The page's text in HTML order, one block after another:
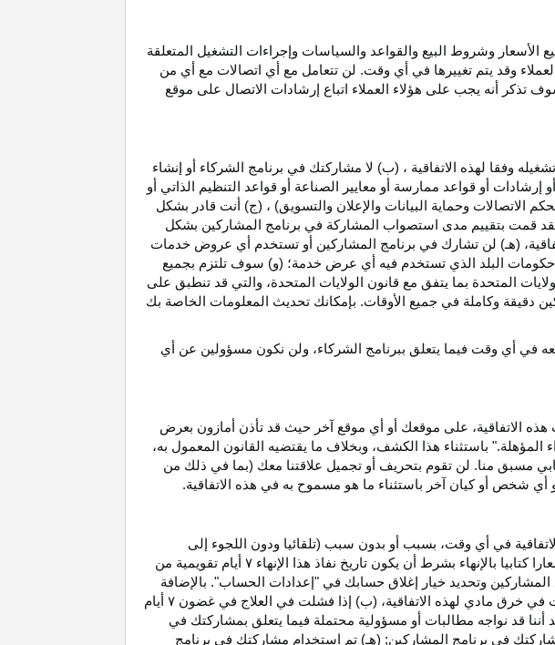
وشروط البيع والقواعد والسياسات وإجراءات التشغيل المتعلقة
وقد يتم تغييرها في أي وقت. لن تتعامل مع أي اتصالات مع أي من
تذكر أنه يجب على هؤلاء العملاء اتباع إرشادات الاتصال على موقع
وفقا لهذه الاتفاقية ، (ب) لا مشاركتك في برنامج الشركاء أو إنشاء
إرشادات أو قواعد ممارسة أو معايير الصناعة أو قواعد التنظيم الذاتي أو
الاتصالات وحماية البيانات والإعلان والتسويق) ، (ج) أنت قادر بشكل
لقد قمت بتقييم مدى استصواب
المشاركة في برنامج المشاركين بشكل
(هـ) لن تشارك في برنامج المشاركين أو تستخدم أي عروض خدمات
حكومات البلد الذي تستخدم فيه أي عرض خدمة؛ (و) سوف تلتزم بجميع
المتحدة بما يتفق مع قانون الولايات المتحدة، والتي قد تنطبق على
دقيقة وكاملة في جميع الأوقات. بإمكانك تحديث المعلومات الخاصة بك
في أي وقت فيما يتعلق ببرنامج الشركاء، ولن نكون مسؤولين عن أي
الاتفاقية، على موقعك أو أي موقع آخر حيث قد تأذن أمازون بعرض
باستثناء هذا الكشف، وبخلاف ما يقتضيه القانون المعمول به،
مسبق منا. لن تقوم بتحريف أو تجميل علاقتنا معك (بما في ذلك من
أو أي شخص أو كيان آخر باستثناء ما هو مسموح به في هذه الاتفاقية.
في أي وقت، بسبب أو بدون سبب (تلقائيا ودون اللجوء إلى
بالإنهاء بشرط أن يكون تاريخ نفاذ هذا الإنهاء ۷ أيام تقويمية من
وتحديد خيار إغلاق حسابك في "إعدادات الحساب". بالإضافة
كنت في خرق مادي لهذه الاتفاقية، (ب) إذا فشلت في العلاج في غضون ۷ أيام
قد نواجه مطالبات أو مسؤولية محتملة فيما يتعلق بمشاركتك في
في برنامج المشاركين; (هـ) تم استخدام مشاركتك في برنامج